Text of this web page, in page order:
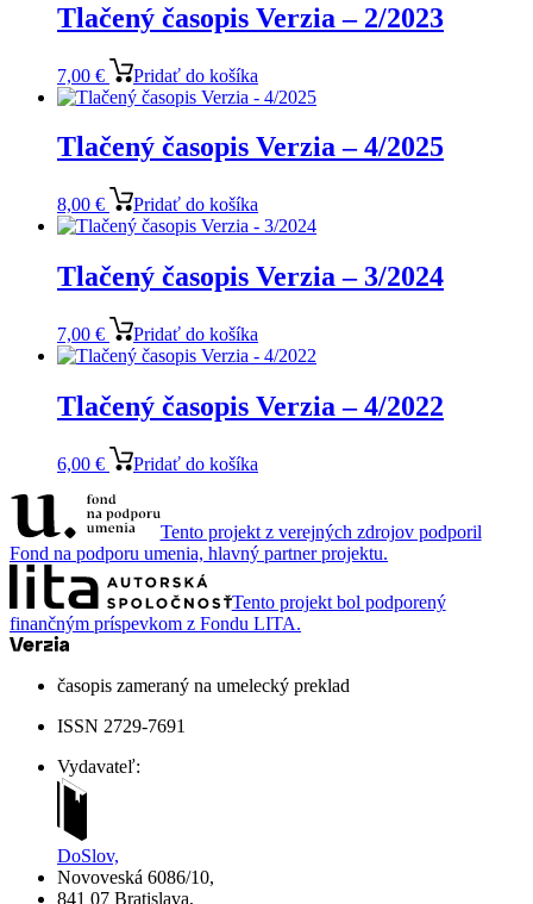
Tlačený časopis Verzia – 2/2023
7,00 € Pridať do košíka
Tlačený časopis Verzia – 4/2025
8,00 € Pridať do košíka
Tlačený časopis Verzia – 3/2024
7,00 € Pridať do košíka
Tlačený časopis Verzia – 4/2022
6,00 € Pridať do košíka
Tento projekt z verejných zdrojov podporil
Fond na podporu umenia, hlavný partner projektu.
Tento projekt bol podporený
finančným príspevkom z Fondu LITA.
časopis zameraný na umelecký preklad
ISSN 2729-7691
Vydavateľ:
DoSlov,
Novoveská 6086/10,
841 07 Bratislava,